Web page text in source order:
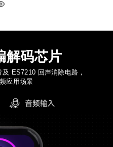
解码芯片
ES7210 回声消除电路，
应用场景